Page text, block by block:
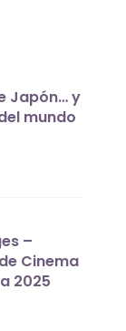
Japón… y
mundo
–
Cinema
2025